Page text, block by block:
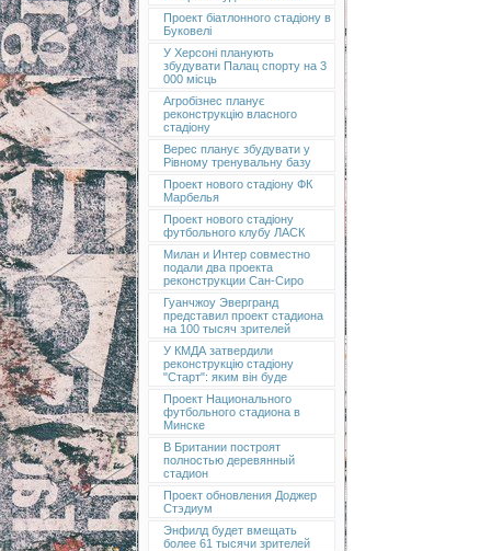
Проект біатлонного стадіону в
Буковелі
У Херсоні планують
збудувати Палац спорту на 3
000 місць
Агробізнес планує
реконструкцію власного
стадіону
Верес планує збудувати у
Рівному тренувальну базу
Проект нового стадіону ФК
Марбелья
Проект нового стадіону
футбольного клубу ЛАСК
Милан и Интер совместно
подали два проекта
реконструкции Сан-Сиро
Гуанчжоу Эвергранд
представил проект стадиона
на 100 тысяч зрителей
У КМДА затвердили
реконструкцію стадіону
"Старт": яким він буде
Проект Национального
футбольного стадиона в
Минске
В Британии построят
полностью деревянный
стадион
Проект обновления Доджер
Стэдиум
Энфилд будет вмещать
более 61 тысячи зрителей